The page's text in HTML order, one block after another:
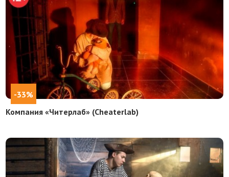
-33%
Компания «Читерлаб» (Cheaterlab)